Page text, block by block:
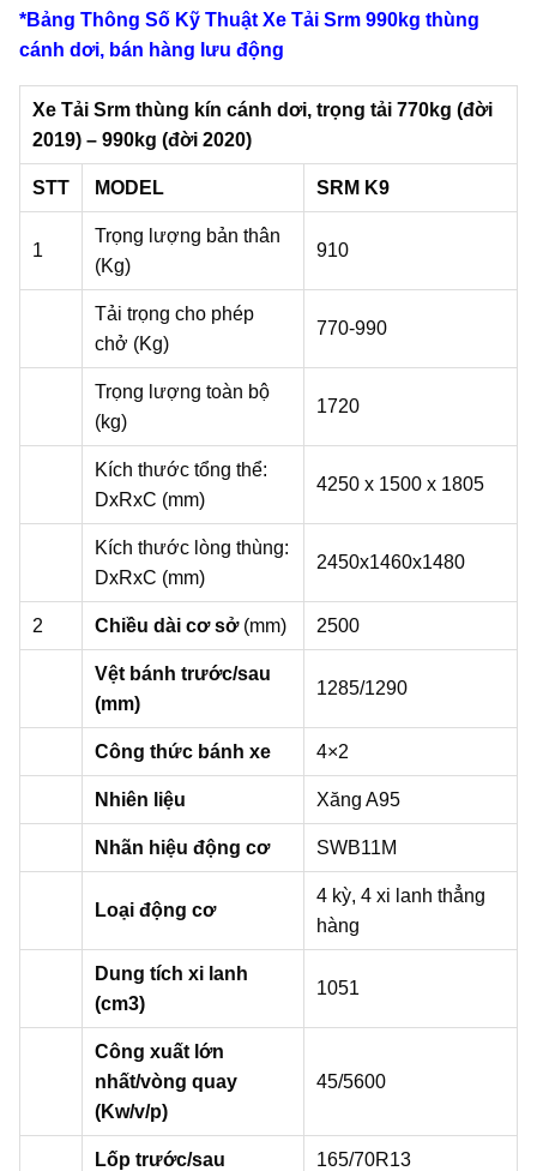
*Bảng Thông Số Kỹ Thuật Xe Tải Srm 990kg thùng
cánh dơi, bán hàng lưu động
Xe Tải Srm thùng kín cánh dơi, trọng tải 770kg (đời
2019) – 990kg (đời 2020)
STT MODEL SRM K9
1
Trọng lượng bản thân
(Kg)
910
Tải trọng cho phép
chở (Kg)
770-990
Trọng lượng toàn bộ
(kg)
1720
Kích thước tổng thể:
DxRxC (mm)
4250 x 1500 x 1805
Kích thước lòng thùng:
DxRxC (mm)
2450x1460x1480
2 Chiều dài cơ sở (mm) 2500
Vệt bánh trước/sau
(mm)
1285/1290
Công thức bánh xe 4×2
Nhiên liệu Xăng A95
Nhãn hiệu động cơ SWB11M
Loại động cơ
4 kỳ, 4 xi lanh thẳng
hàng
Dung tích xi lanh
(cm3)
1051
Công xuất lớn
nhất/vòng quay
(Kw/v/p)
45/5600
Lốp trước/sau 165/70R13